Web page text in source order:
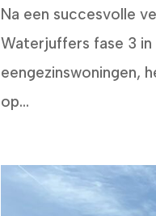
Na een succesvolle
Waterjuffers fase 3 in
eengezinswoningen,
op...